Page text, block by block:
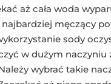
aż cała woda
męczący
sody
w dużym
wybrać takie